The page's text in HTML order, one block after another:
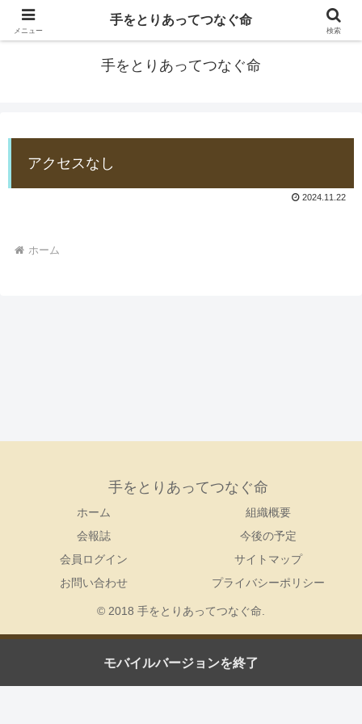
防災士EDOGAWA
手をとりあってつなぐ命
アクセスなし
2024.11.22
ホーム
手をとりあってつなぐ命
ホーム
組織概要
会報誌
今後の予定
会員ログイン
サイトマップ
お問い合わせ
プライバシーポリシー
© 2018 手をとりあってつなぐ命.
メニュー
手をとりあってつなぐ命
検索
モバイルバージョンを終了